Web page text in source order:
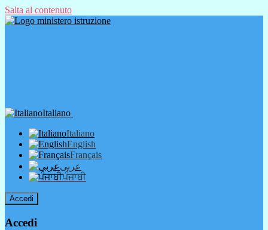
Salta al contenuto
Italiano
Italiano
English
Français
عربى
ਪੰਜਾਬੀ
Accedi
Accedi